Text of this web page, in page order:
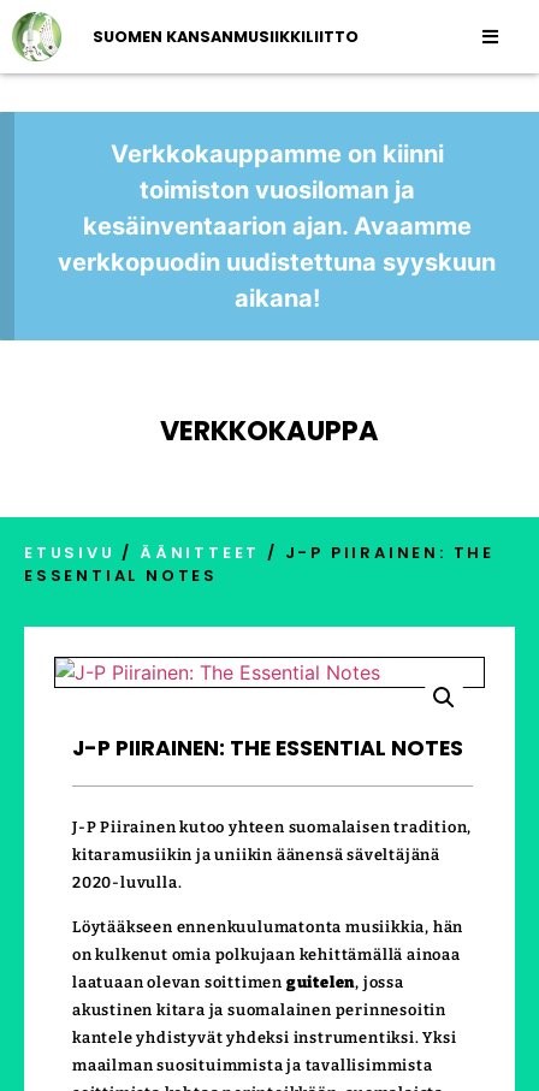
SUOMEN KANSANMUSIIKKILIITTO
Verkkokauppamme on kiinni
toimiston vuosiloman ja
kesäinventaarion ajan. Avaamme
verkkopuodin uudistettuna syyskuun
aikana!
VERKKOKAUPPA
ETUSIVU / ÄÄNITTEET / J-P PIIRAINEN: THE
ESSENTIAL NOTES
J-P PIIRAINEN: THE ESSENTIAL NOTES
J-P Piirainen kutoo yhteen suomalaisen tradition,
kitaramusiikin ja uniikin äänensä säveltäjänä
2020-luvulla.
Löytääkseen ennenkuulumatonta musiikkia, hän
on kulkenut omia polkujaan kehittämällä ainoaa
laatuaan olevan soittimen guitelen, jossa
akustinen kitara ja suomalainen perinnesoitin
kantele yhdistyvät yhdeksi instrumentiksi. Yksi
maailman suosituimmista ja tavallisimmista